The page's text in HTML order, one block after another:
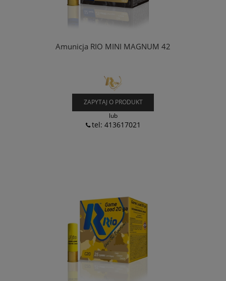
Amunicja RIO MINI MAGNUM 42
ZAPYTAJ O PRODUKT
lub
tel: 413617021